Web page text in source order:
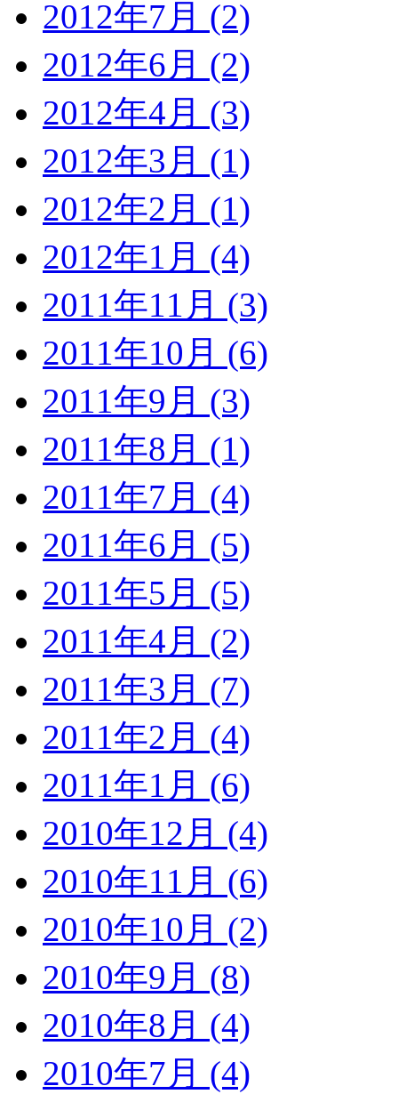
2012年7月 (2)
2012年6月 (2)
2012年4月 (3)
2012年3月 (1)
2012年2月 (1)
2012年1月 (4)
2011年11月 (3)
2011年10月 (6)
2011年9月 (3)
2011年8月 (1)
2011年7月 (4)
2011年6月 (5)
2011年5月 (5)
2011年4月 (2)
2011年3月 (7)
2011年2月 (4)
2011年1月 (6)
2010年12月 (4)
2010年11月 (6)
2010年10月 (2)
2010年9月 (8)
2010年8月 (4)
2010年7月 (4)